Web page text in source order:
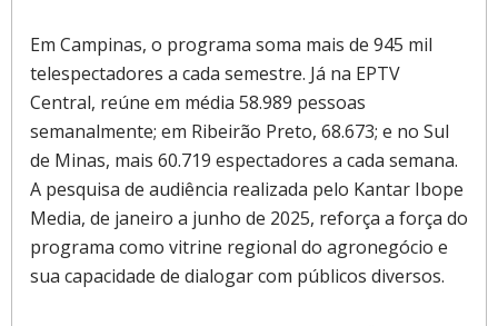
Em Campinas, o programa soma mais de 945 mil
telespectadores a cada semestre. Já na EPTV
Central, reúne em média 58.989 pessoas
semanalmente; em Ribeirão Preto, 68.673; e no Sul
de Minas, mais 60.719 espectadores a cada semana.
A pesquisa de audiência realizada pelo Kantar Ibope
Media, de janeiro a junho de 2025, reforça a força do
programa como vitrine regional do agronegócio e
sua capacidade de dialogar com públicos diversos.